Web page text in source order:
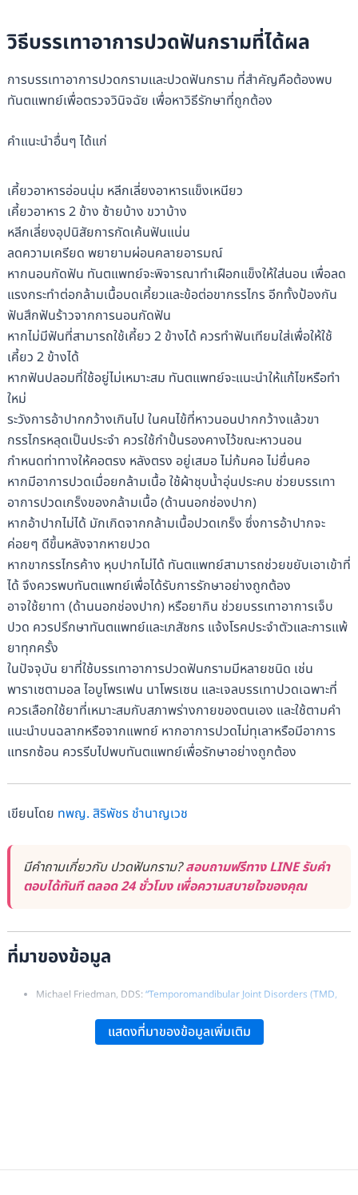
วิธีบรรเทาอาการปวดฟันกรามที่ได้ผล
การบรรเทาอาการปวดกรามและปวดฟันกราม ที่สำคัญคือต้องพบ
ทันตแพทย์เพื่อตรวจวินิจฉัย เพื่อหาวิธีรักษาที่ถูกต้อง
คำแนะนำอื่นๆ ได้แก่
เคี้ยวอาหารอ่อนนุ่ม หลีกเลี่ยงอาหารแข็งเหนียว
เคี้ยวอาหาร 2 ข้าง ซ้ายบ้าง ขวาบ้าง
หลีกเลี่ยงอุปนิสัยการกัดเค้นฟันแน่น
ลดความเครียด พยายามผ่อนคลายอารมณ์
หากนอนกัดฟัน ทันตแพทย์จะพิจารณาทำเฝือกแข็งให้ใส่นอน เพื่อลด
แรงกระทำต่อกล้ามเนื้อบดเคี้ยวและข้อต่อขากรรไกร อีกทั้งป้องกัน
ฟันสึกฟันร้าวจากการนอนกัดฟัน
หากไม่มีฟันที่สามารถใช้เคี้ยว 2 ข้างได้ ควรทำฟันเทียมใส่เพื่อให้ใช้
เคี้ยว 2 ข้างได้
หากฟันปลอมที่ใช้อยู่ไม่เหมาะสม ทันตแพทย์จะแนะนำให้แก้ไขหรือทำ
ใหม่
ระวังการอ้าปากกว้างเกินไป ในคนไข้ที่หาวนอนปากกว้างแล้วขา
กรรไกรหลุดเป็นประจำ ควรใช้กำปั้นรองคางไว้ขณะหาวนอน
กำหนดท่าทางให้คอตรง หลังตรง อยู่เสมอ ไม่ก้มคอ ไม่ยื่นคอ
หากมีอาการปวดเมื่อยกล้ามเนื้อ ใช้ผ้าชุบน้ำอุ่นประคบ ช่วยบรรเทา
อาการปวดเกร็งของกล้ามเนื้อ (ด้านนอกช่องปาก)
หากอ้าปากไม่ได้ มักเกิดจากกล้ามเนื้อปวดเกร็ง ซึ่งการอ้าปากจะ
ค่อยๆ ดีขึ้นหลังจากหายปวด
หากขากรรไกรค้าง หุบปากไม่ได้ ทันตแพทย์สามารถช่วยขยับเอาเข้าที่
ได้ จึงควรพบทันตแพทย์เพื่อได้รับการรักษาอย่างถูกต้อง
อาจใช้ยาทา (ด้านนอกช่องปาก) หรือยากิน ช่วยบรรเทาอาการเจ็บ
ปวด ควรปรึกษาทันตแพทย์และเภสัชกร แจ้งโรคประจำตัวและการแพ้
ยาทุกครั้ง
ในปัจจุบัน ยาที่ใช้บรรเทาอาการปวดฟันกรามมีหลายชนิด เช่น
พาราเซตามอล ไอบูโพรเฟน นาโพรเซน และเจลบรรเทาปวดเฉพาะที่
ควรเลือกใช้ยาที่เหมาะสมกับสภาพร่างกายของตนเอง และใช้ตามคำ
แนะนำบนฉลากหรือจากแพทย์ หากอาการปวดไม่ทุเลาหรือมีอาการ
แทรกซ้อน ควรรีบไปพบทันตแพทย์เพื่อรักษาอย่างถูกต้อง
เขียนโดย ทพญ. สิริพัชร ชำนาญเวช
มีคำถามเกี่ยวกับ ปวดฟันกราม?สอบถามฟรีทาง LINE รับคำ
ตอบได้ทันที ตลอด 24 ชั่วโมง เพื่อความสบายใจของคุณ
ที่มาของข้อมูล
Michael Friedman, DDS: “Temporomandibular Joint Disorders (TMD,
John P. Cunha, DO, FACOEP:“Temporomandibular Joint Syndrome
แสดงที่มาของข้อมูลเพิ่มเติม